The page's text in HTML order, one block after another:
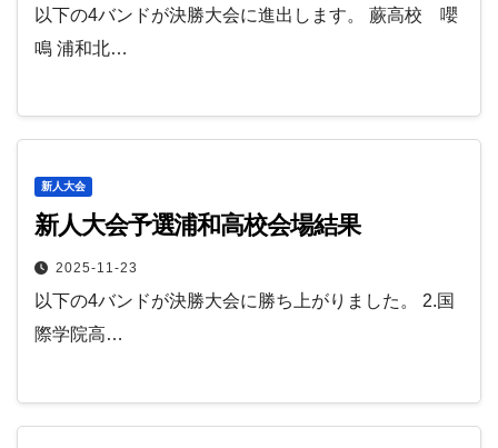
以下の4バンドが決勝大会に進出します。 蕨高校 嚶
鳴 浦和北…
新人大会
新人大会予選浦和高校会場結果
2025-11-23
以下の4バンドが決勝大会に勝ち上がりました。 2.国
際学院高…